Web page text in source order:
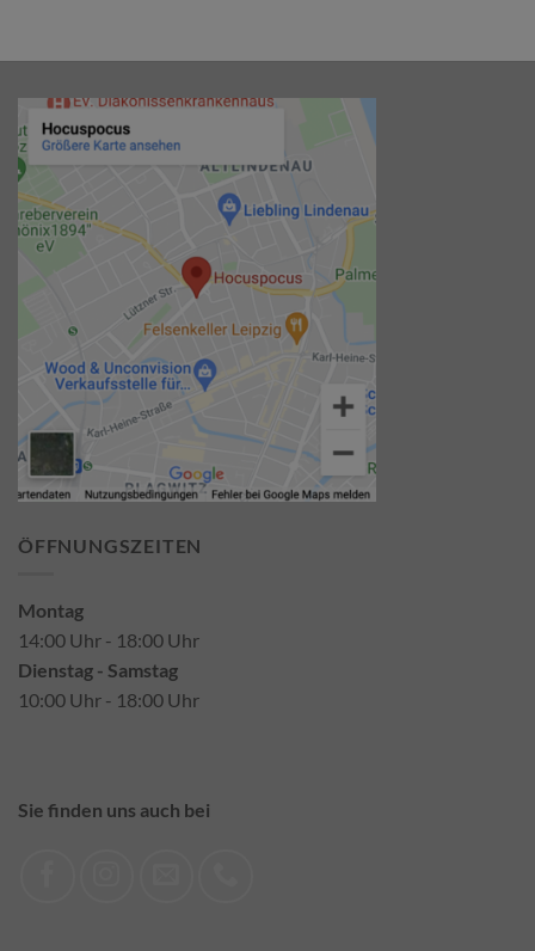
ÖFFNUNGSZEITEN
Montag
14:00 Uhr - 18:00 Uhr
Dienstag - Samstag
10:00 Uhr - 18:00 Uhr
Sie finden uns auch bei